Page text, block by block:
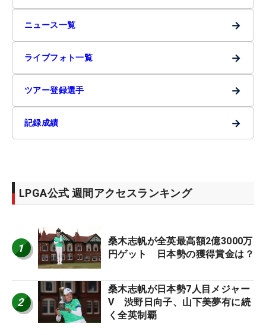
ニュース一覧 →
ライブフォト一覧 →
ツアー登録選手 →
記録成績 →
LPGA公式 週間アクセスランキング
1
桑木志帆が全英最高額2億3000万
円ゲット 日本勢の獲得賞金は？
2
桑木志帆が日本勢7人目メジャー
V 渋野日向子、山下美夢有に続
く全英制覇